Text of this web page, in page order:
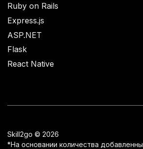
Ruby on Rails
Express.js
ASP.NET
Flask
React Native
Skill2go © 2026
*На основании количества